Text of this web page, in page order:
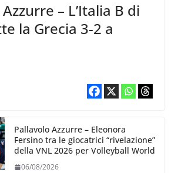
– L’Italia B di
la Grecia 3-2 a
Pallavolo Azzurre – Eleonora
Fersino tra le giocatrici “rivelazione”
della VNL 2026 per Volleyball World
06/08/2026